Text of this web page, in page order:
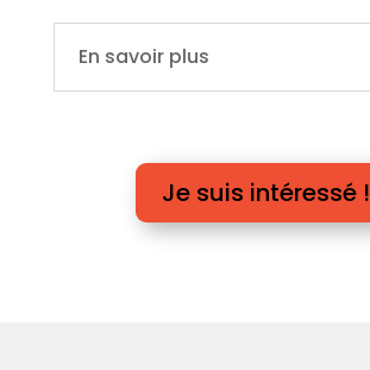
En savoir plus
Je suis intéressé !